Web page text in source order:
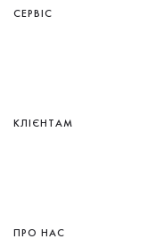
СЕРВІС
КЛІЄНТАМ
ПРО НАС